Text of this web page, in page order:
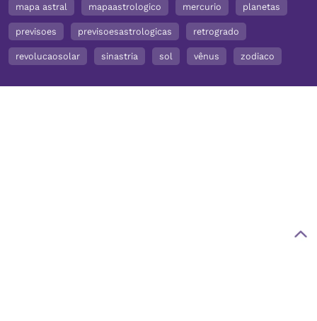
mapa astral mapaastrologico mercurio planetas
previsoes previsoesastrologicas retrogrado
revolucaosolar sinastria sol vênus zodiaco